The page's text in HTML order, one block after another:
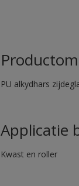
PU alkydhars
Applicatie
Kwast en roller